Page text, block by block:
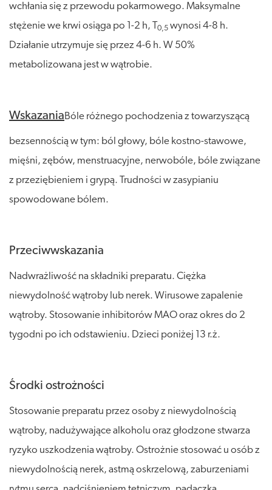
wchłania się z przewodu pokarmowego. Maksymalne
stężenie we krwi osiąga po 1-2 h, T
0,5 wynosi 4-8 h.
Działanie utrzymuje się przez 4-6 h. W 50%
metabolizowana jest w wątrobie.
WskazaniaBóle różnego pochodzenia z towarzyszącą
bezsennością w tym: ból głowy, bóle kostno-stawowe,
mięśni, zębów, menstruacyjne, nerwobóle, bóle związane
z przeziębieniem i grypą. Trudności w zasypianiu
spowodowane bólem.
Przeciwwskazania
Nadwrażliwość na składniki preparatu. Ciężka
niewydolność wątroby lub nerek. Wirusowe zapalenie
wątroby. Stosowanie inhibitorów MAO oraz okres do 2
tygodni po ich odstawieniu. Dzieci poniżej 13 r.ż.
Środki ostrożności
Stosowanie preparatu przez osoby z niewydolnością
wątroby, nadużywające alkoholu oraz głodzone stwarza
ryzyko uszkodzenia wątroby. Ostrożnie stosować u osób z
niewydolnością nerek, astmą oskrzelową, zaburzeniami